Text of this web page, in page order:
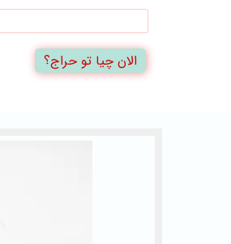
الان چیا تو حراج؟